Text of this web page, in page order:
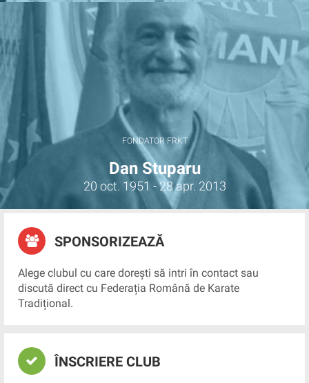
FONDATOR FRKT
Dan Stuparu
20 oct. 1951 - 28 apr. 2013
SPONSORIZEAZĂ
Alege clubul cu care dorești să intri în contact sau
discută direct cu Federația Română de Karate
Tradițional.
ÎNSCRIERE CLUB